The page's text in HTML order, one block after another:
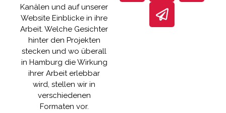
Kanälen und auf unserer
Website Einblicke in ihre
Arbeit. Welche Gesichter
hinter den Projekten
stecken und wo überall
in Hamburg die Wirkung
ihrer Arbeit erlebbar
wird, stellen wir in
verschiedenen
Formaten vor.